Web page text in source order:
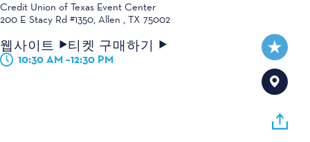
Credit Union of Texas Event Center
200 E Stacy Rd #1350 Allen , TX 75002
웹사이트 티켓 구매하기
10:30 AM –12:30 PM